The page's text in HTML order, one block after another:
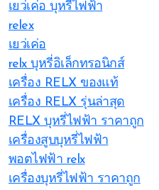
เยว่เค่อ บุหรี่ไฟฟ้า
relex
เยว่เค่อ
relx บุหรี่อิเล็กทรอนิกส์
เครื่อง RELX ของแท้
เครื่อง RELX รุ่นล่าสุด
RELX บุหรี่ไฟฟ้า ราคาถูก
เครื่องสูบบุหรี่ไฟฟ้า
พอตไฟฟ้า relx
เครื่องบุหรี่ไฟฟ้า ราคาถูก